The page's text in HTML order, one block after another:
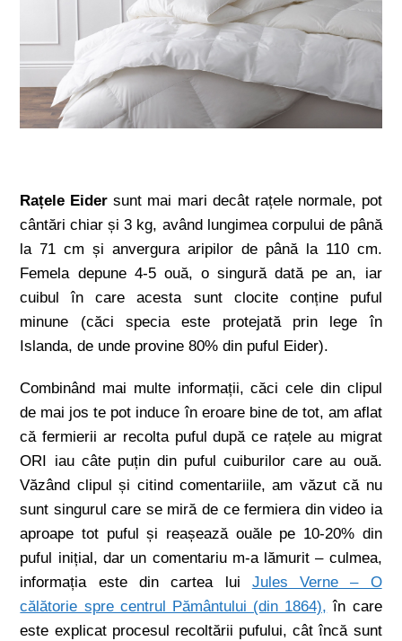
Rațele Eider sunt mai mari decât rațele normale, pot
cântări chiar și 3 kg, având lungimea corpului de până
la 71 cm și anvergura aripilor de până la 110 cm.
Femela depune 4-5 ouă, o singură dată pe an, iar
cuibul în care acesta sunt clocite conține puful
minune (căci specia este protejată prin lege în
Islanda, de unde provine 80% din puful Eider).
Combinând mai multe informații, căci cele din clipul
de mai jos te pot induce în eroare bine de tot, am aflat
că fermierii ar recolta puful după ce rațele au migrat
ORI iau câte puțin din puful cuiburilor care au ouă.
Văzând clipul și citind comentariile, am văzut că nu
sunt singurul care se miră de ce fermiera din video ia
aproape tot puful și reașează ouăle pe 10-20% din
puful inițial, dar un comentariu m-a lămurit – culmea,
informația este din cartea lui Jules Verne – O
călătorie spre centrul Pământului (din 1864), în care
este explicat procesul recoltării pufului, cât încă sunt